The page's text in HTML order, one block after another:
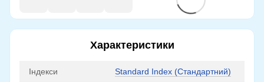
Характеристики
Індекси Standard Index (Стандартний)